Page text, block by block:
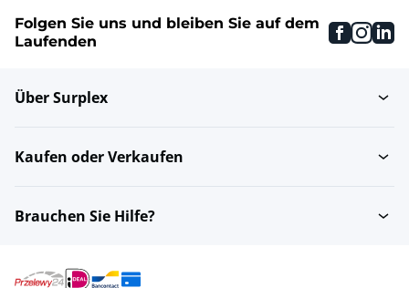
Folgen Sie uns und bleiben Sie auf dem
Laufenden
Über Surplex
Kaufen oder Verkaufen
Brauchen Sie Hilfe?